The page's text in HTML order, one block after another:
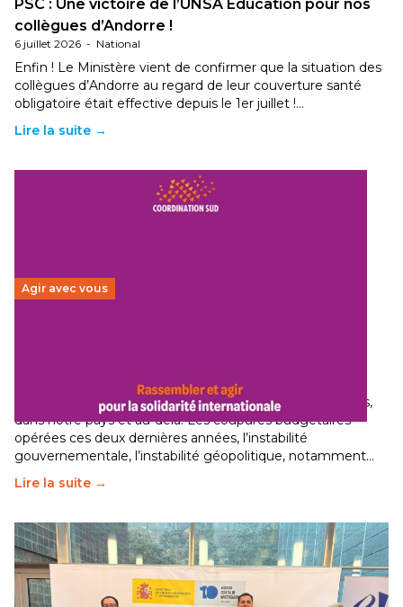
PSC : Une victoire de l’UNSA Education pour nos
collègues d’Andorre !
6 juillet 2026 - National
Enfin ! Le Ministère vient de confirmer que la situation des
collègues d’Andorre au regard de leur couverture santé
obligatoire était effective depuis le 1er juillet !…
Lire la suite →
Agir avec vous
Le secteur humanitaire connaît des difficultés profondes,
dans notre pays et au-delà. Les coupures budgétaires
opérées ces deux dernières années, l’instabilité
gouvernementale, l’instabilité géopolitique, notamment…
Lire la suite →